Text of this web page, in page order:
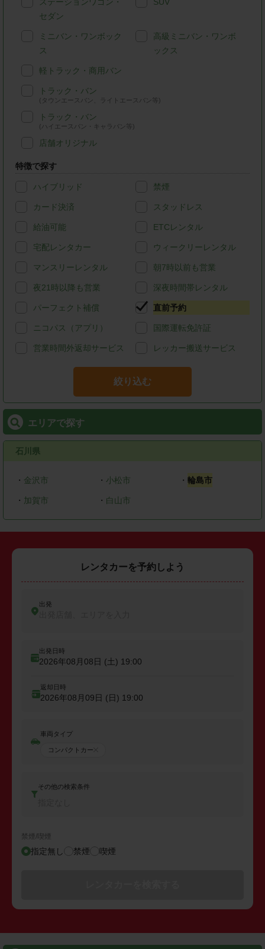
セダン
ミニバン・ワンボック
ス
高級ミニバン・ワンボ
ックス
軽トラック・商用バン
トラック・バン
(タウンエースバン、ライトエースバン等)
トラック・バン
(ハイエースバン・キャラバン等)
店舗オリジナル
特徴で探す
ハイブリッド 禁煙
カード決済 スタッドレス
給油可能 ETCレンタル
宅配レンタカー ウィークリーレンタル
マンスリーレンタル 朝7時以前も営業
夜21時以降も営業 深夜時間帯レンタル
パーフェクト補償 直前予約
ニコパス（アプリ） 国際運転免許証
営業時間外返却サービス レッカー搬送サービス
絞り込む
エリアで探す
石川県
・ 金沢市 ・ 小松市 ・輪島市
・ 加賀市 ・ 白山市
レンタカーを予約しよう
出発
出発日時
2026年08月08日 (土) 19:00
返却日時
2026年08月09日 (日) 19:00
車両タイプ
コンパクトカー
その他の検索条件
禁煙/喫煙
指定無し 禁煙 喫煙